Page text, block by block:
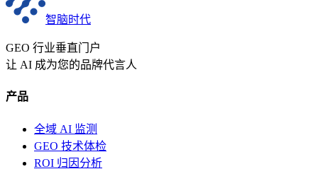
智脑时代
GEO 行业垂直门户
让 AI 成为您的品牌代言人
产品
全域 AI 监测
GEO 技术体检
ROI 归因分析